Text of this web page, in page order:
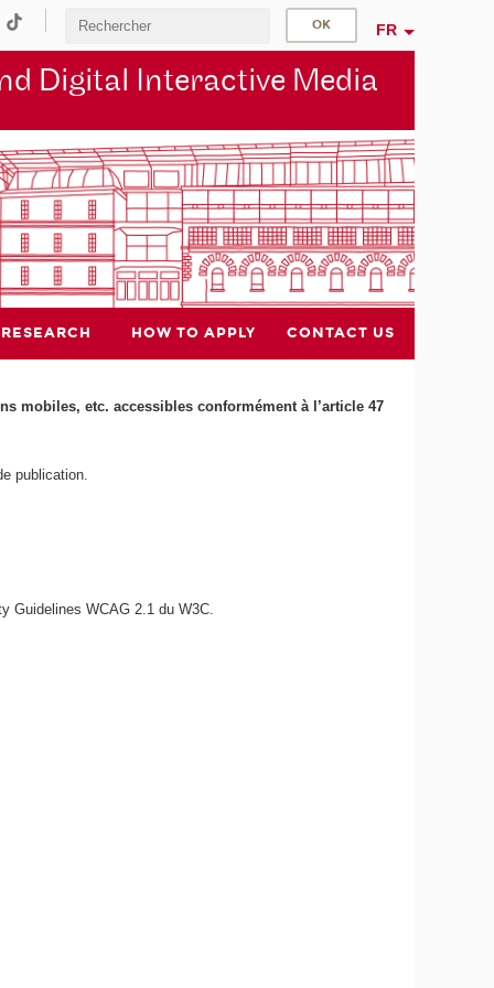
FR
Digital Interactive Media
RESEARCH HOW TO APPLY CONTACT US
mobiles, etc. accessibles conformément à l’article 47
publication.
Guidelines WCAG 2.1 du W3C.